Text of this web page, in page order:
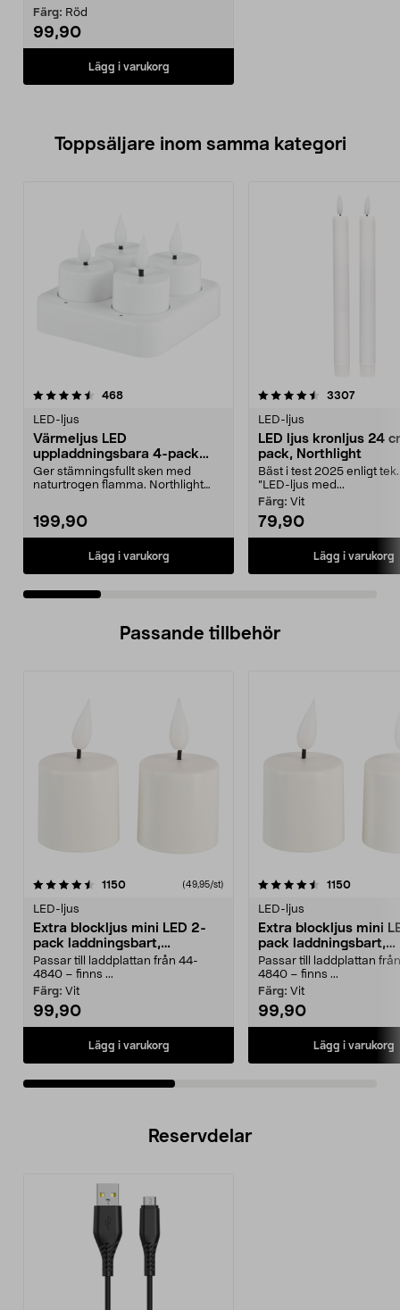
Färg: Röd
99,90
Lägg i varukorg
Toppsäljare inom samma kategori
468recensioner
LED-ljus
Värmeljus LED
uppladdningsbara 4-pack
Northlight
Ger stämningsfullt sken med
naturtrogen flamma. Northlight
199,90
Lägg i varukorg
4.5 av 5 stjärnor 3307
LED-ljus
LED ljus kronljus 24
pack, Northlight
Bäst i test 2025 enligt
”LED-ljus med...
Färg: Vit
79,90
Lägg i varukorg
4.5 av 5 stjärnor
Passande tillbehör
1150recensioner(49,95/st)
LED-ljus
Extra blockljus mini LED 2-
pack laddningsbart,
Northlight
Passar till laddplattan från 44-
4840 – finns ...
Färg: Vit
99,90
Lägg i varukorg
4.5av 5 stjärnor 1150
LED-ljus
Extra blockljus mini
pack laddningsbart,
Northlight
Passar till laddplattan
4840 – finns ...
Färg: Vit
99,90
Lägg i varukorg
4.5av 5 stjärnor
Reservdelar